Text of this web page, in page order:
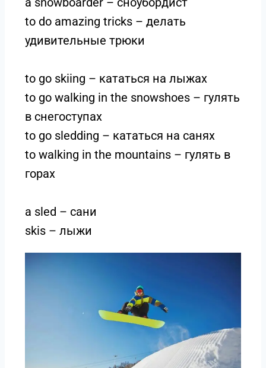
to do amazing tricks – делать
удивительные трюки
to go skiing – кататься на лыжах
to go walking in the snowshoes – гулять
в снегоступах
to go sledding – кататься на санях
to walking in the mountains – гулять в
горах
a sled – сани
skis – лыжи